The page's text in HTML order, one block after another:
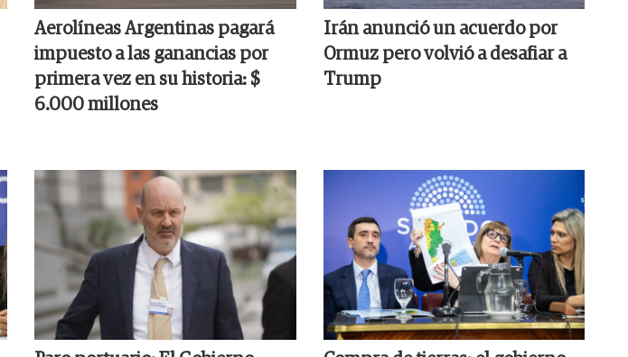
Aerolíneas Argentinas pagará
impuesto a las ganancias por
primera vez en su historia: $
6.000 millones
Irán anunció un acuerdo por
Ormuz pero volvió a desafiar a
Trump